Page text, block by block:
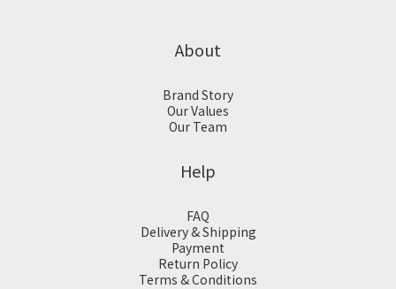
About
Brand Story
Our Values
Our Team
Help
FAQ
Delivery & Shipping
Payment
Return Policy
Terms & Conditions